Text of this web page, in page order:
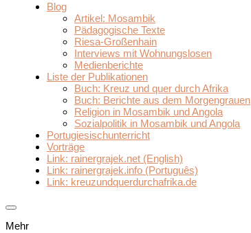
Blog
Artikel: Mosambik
Pädagogische Texte
Riesa-Großenhain
Interviews mit Wohnungslosen
Medienberichte
Liste der Publikationen
Buch: Kreuz und quer durch Afrika
Buch: Berichte aus dem Morgengrauen
Religion in Mosambik und Angola
Sozialpolitik in Mosambik und Angola
Portugiesischunterricht
Vorträge
Link: rainergrajek.net (English)
Link: rainergrajek.info (Português)
Link: kreuzundquerdurchafrika.de
Mehr